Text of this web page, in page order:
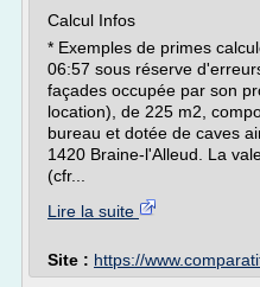
Calcul Infos
* Exemples de primes
06:57 sous réserve
façades occupée par son
location), de 225 m2,
bureau et dotée de caves
1420 Braine-l'Alleud. La
(cfr...
Lire la suite
Site : https://